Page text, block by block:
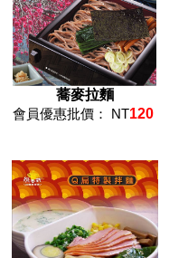
蕎麥拉麵
會員優惠批價： NT120